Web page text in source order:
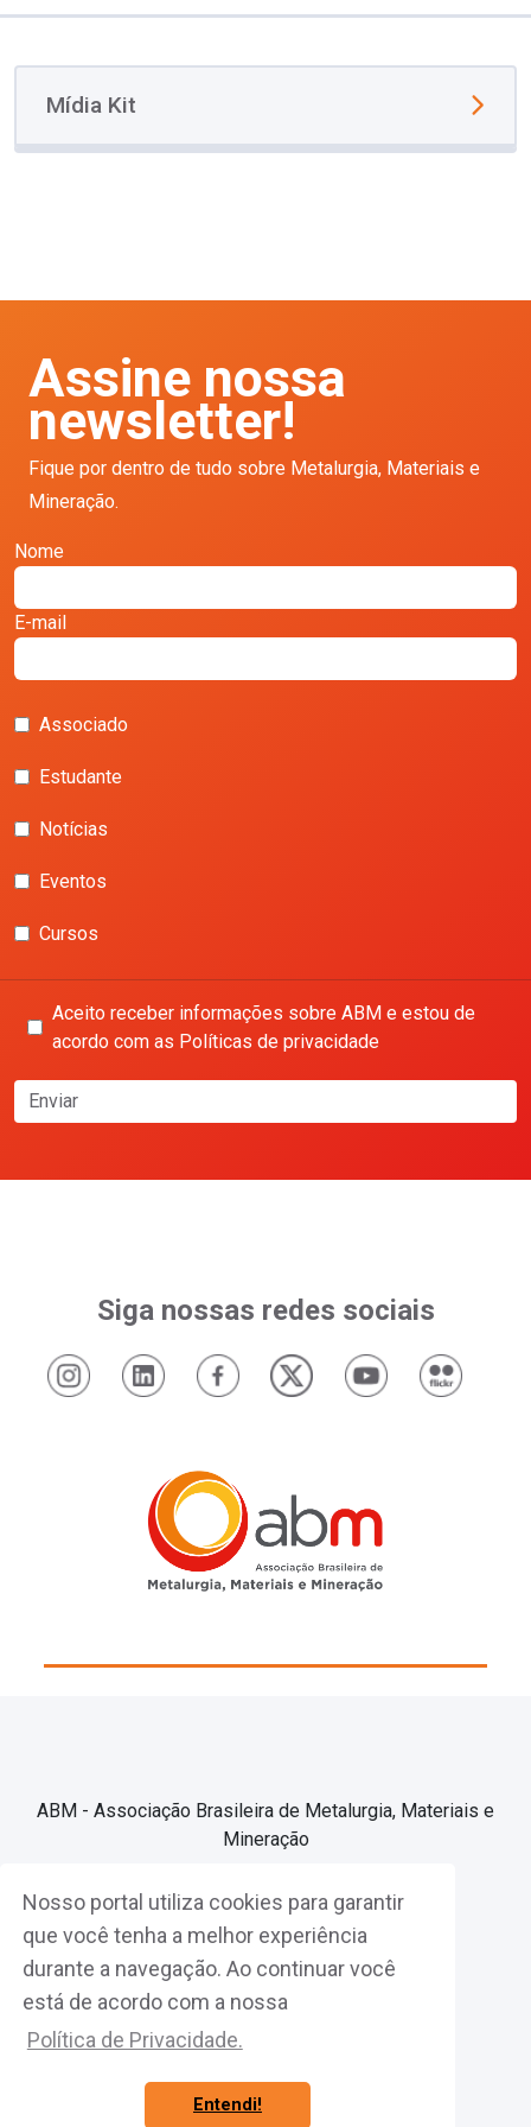
Nosso portal utiliza cookies para garantir
que você tenha a melhor experiência
durante a navegação. Ao continuar você
está de acordo com a nossa
Política de Privacidade.
Entendi!
Mídia Kit
Assine nossa
newsletter!
Fique por dentro de tudo sobre Metalurgia, Materiais e
Mineração.
Nome
E-mail
Associado
Estudante
Notícias
Eventos
Cursos
Aceito receber informações sobre ABM e estou de
acordo com as Políticas de privacidade
Enviar
Siga nossas redes sociais
ABM - Associação Brasileira de Metalurgia, Materiais e
Mineração
Associe-se
Fazer Login